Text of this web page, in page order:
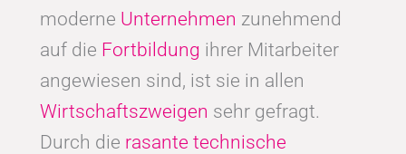
moderne Unternehmen zunehmend
auf die Fortbildung ihrer Mitarbeiter
angewiesen sind, ist sie in allen
Wirtschaftszweigen sehr gefragt.
Durch die rasante technische